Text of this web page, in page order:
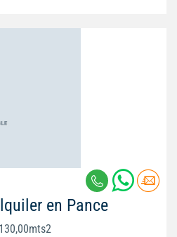
en Pance